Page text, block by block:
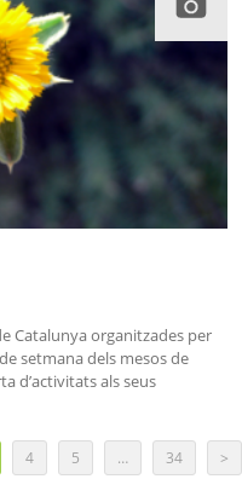
Catalunya organitzades per
setmana dels mesos de
d’activitats als seus
4 5 … 34 >